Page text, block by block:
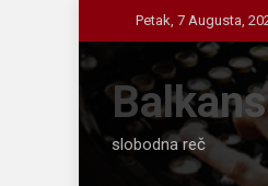
to
content
Petak, 7 Augusta,
slobodna reč